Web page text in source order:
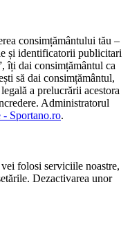
consimțământului tău –
și identificatorii publicitari
îți dai consimțământul ca
să dai consimțământul,
a prelucrării acestora
Administratorul
Sportano.ro.
folosi serviciile noastre,
Dezactivarea unor